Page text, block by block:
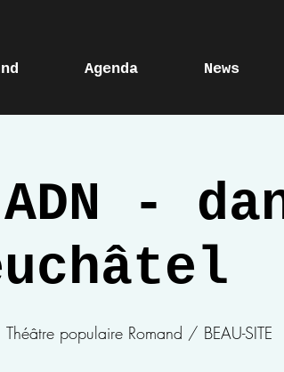
Agenda News
ADN -
Théâtre populaire Romand / BEAU-SITE